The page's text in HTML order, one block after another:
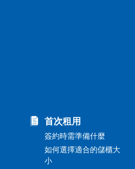
首次租用
簽約時需準備什麼
如何選擇適合的儲櫃大
小